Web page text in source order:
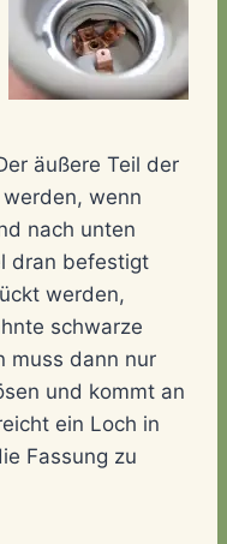
äußere Teil der
wenn
nach unten
dran befestigt
werden,
schwarze
muss dann nur
und kommt an
ein Loch in
Fassung zu